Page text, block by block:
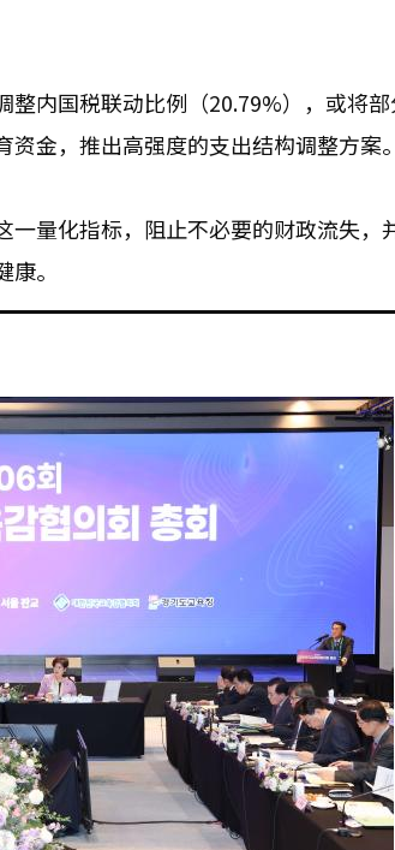
整内国税联动比例（20.79%），或将
金，推出高强度的支出结构调整方案。
量化指标，阻止不必要的财政流失，
。